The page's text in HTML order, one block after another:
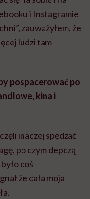
i Instagramie
zauważyłem, że
ludzi tam
pospacerować po
kina i
inaczej spędzać
po czym depczą
coś
że cała moja